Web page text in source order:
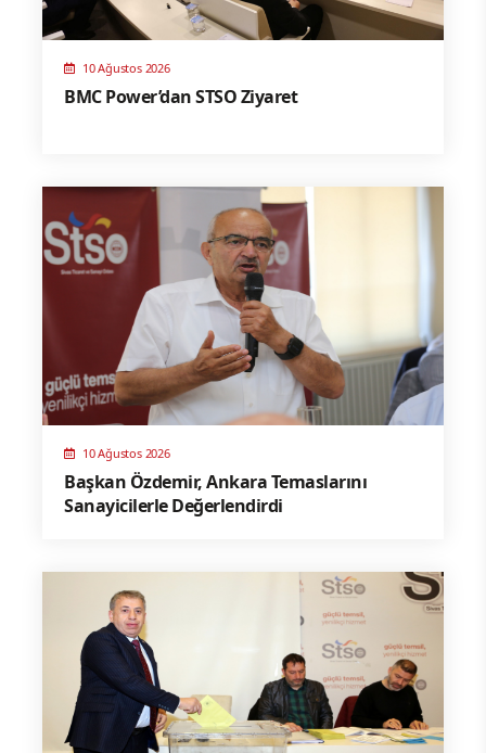
10 Ağustos 2026
BMC Power’dan STSO Ziyaret
10 Ağustos 2026
Başkan Özdemir, Ankara Temaslarını
Sanayicilerle Değerlendirdi